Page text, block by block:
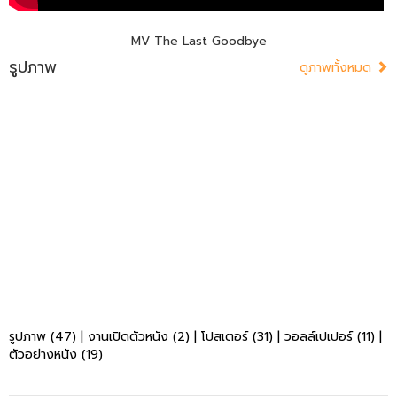
MV The Last Goodbye
รูปภาพ ดูภาพทั้งหมด
รูปภาพ (47) | งานเปิดตัวหนัง (2) | โปสเตอร์ (31) | วอลล์เปเปอร์ (11) |
ตัวอย่างหนัง (19)